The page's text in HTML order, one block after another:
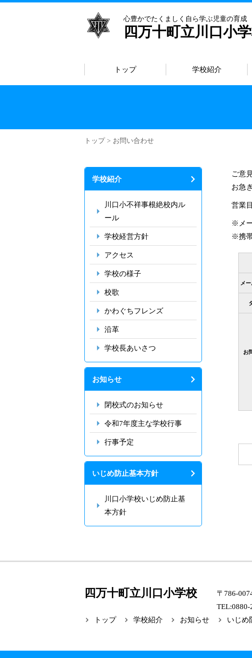
心豊かでたくましく自ら学ぶ児童の育成
四万十町立川口小
トップ 学校紹介
トップ> お問い合わせ
ご意
お急
営業
※メ
※携
メ
お
学校紹介
川口小不祥事根絶校内ル
ール
学校経営方針
アクセス
学校の様子
校歌
かわぐちフレンズ
沿革
学校長あいさつ
お知らせ
閉校式のお知らせ
令和7年度主な学校行事
行事予定
いじめ防止基本方針
川口小学校いじめ防止基
本方針
四万十町立川口小学校
〒786-
トップ
学校紹介 お知らせ いじめ